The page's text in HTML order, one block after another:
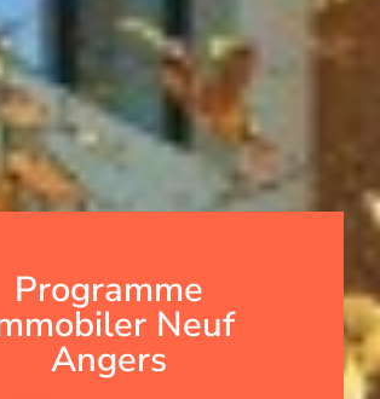
Programme
Neuf
Angers